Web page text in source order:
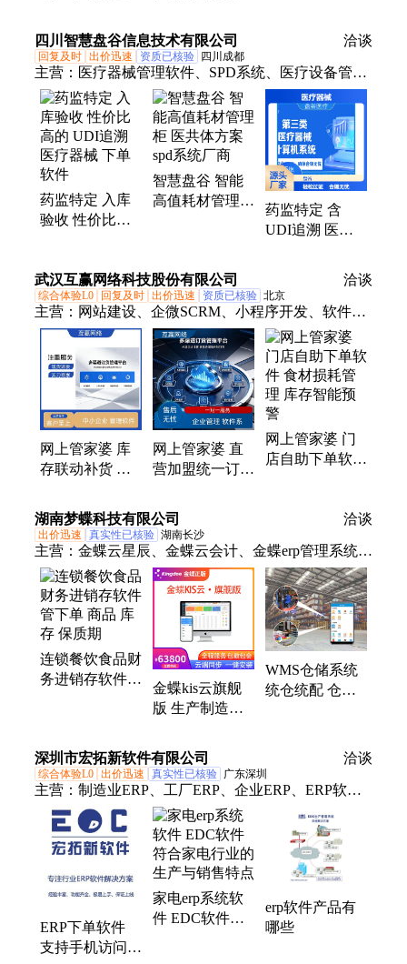
裂变进销存管理
商城
代客下单软件一
客一价
四川智慧盘谷信息技术有限公司 洽谈
回复及时 出价迅速 资质已核验 四川成都
主营： 医疗器械管理软件、SPD系统、医疗设备管理
系统
药监特定 入库
验收 性价比高
件
智慧盘谷 智能
高值耗材管理柜
药监特定 含
UDI追溯 医疗
统 有售后的 轻
松过证
武汉互赢网络科技股份有限公司 洽谈
综合体验L0 回复及时 出价迅速 资质已核验 北京
主营： 网站建设、企微SCRM、小程序开发、软件定
制开发、管家婆软件、400电话、小工单
网上管家婆 库
存联动补货 门
订货商城 + 进
销存一体化
网上管家婆 直
营加盟统一订货
件 紧急补货响
应
网上管家婆 门
店自助下单软件
湖南梦蝶科技有限公司
洽谈
出价迅速 真实性已核验 湖南长沙
主营： 金蝶云星辰、金蝶云会计、金蝶erp管理系统、
金蝶财务软件、金蝶进销存软件、湖南金蝶软件、长
沙金蝶软件、金蝶云星空、金蝶精斗云
连锁餐饮食品财
务进销存软件
金蝶kis云旗舰
版 生产制造财
进销存报表分析
网络版
WMS仓储系统
统仓统配 仓库
深圳市宏拓新软件有限公司
洽谈
综合体验L0 出价迅速 真实性已核验 广东深圳
主营： 制造业ERP、工厂ERP、企业ERP、ERP软
件、ERP管理系统
ERP下单软件
支持手机访问使
家电erp系统软
件 EDC软件符
erp软件产品有
哪些